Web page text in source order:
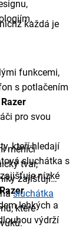
každá je
funkcemi,
s potlačením
Razer
pro svou
kteří hledají
sluchátka s
nízké
Razer
lehkých a
výdrží
měniči
tvar,
zajišťují
sluchátka
které